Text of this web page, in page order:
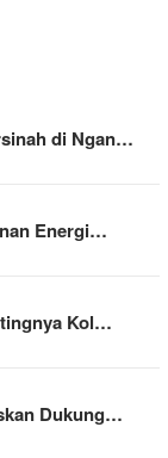
di Ngan…
Energi…
Kol…
Dukung…